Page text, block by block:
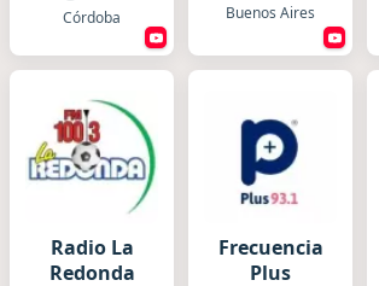
Córdoba Buenos Aires
Radio La
Redonda
Frecuencia
Plus